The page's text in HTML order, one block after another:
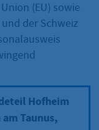
(EU) sowie
der Schweiz
Hofheim
Taunus,